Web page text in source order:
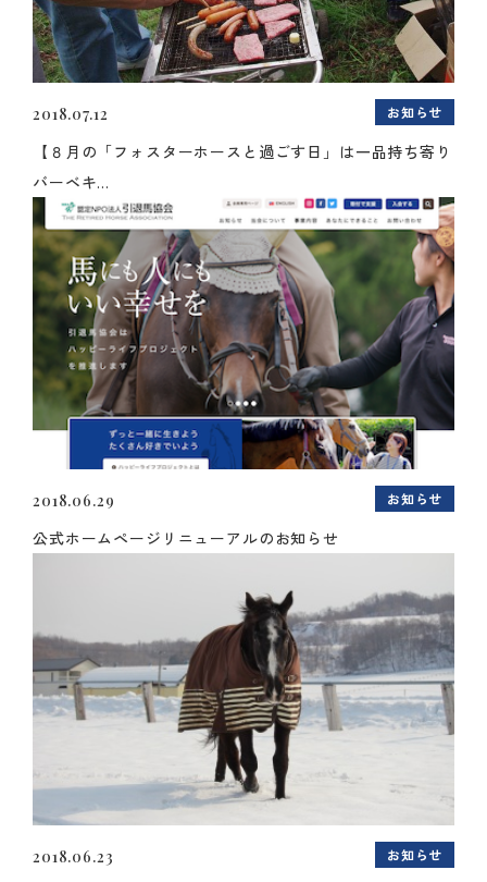
2018.07.12 お知らせ
【８月の「フォスターホースと過ごす日」は一品持ち寄り
バーベキ...
2018.06.29 お知らせ
公式ホームページリニューアルのお知らせ
2018.06.23 お知らせ